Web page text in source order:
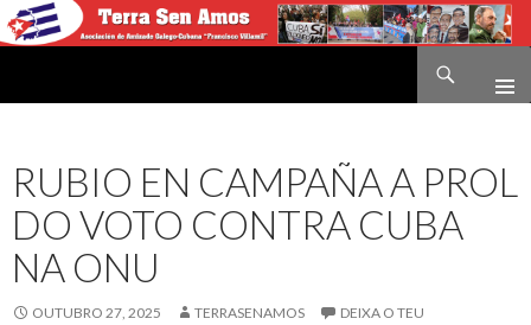
RUBIO EN CAMPAÑA A PROL
DO VOTO CONTRA CUBA
NA ONU
OUTUBRO 27, 2025 TERRASENAMOS
DEIXA O TEU